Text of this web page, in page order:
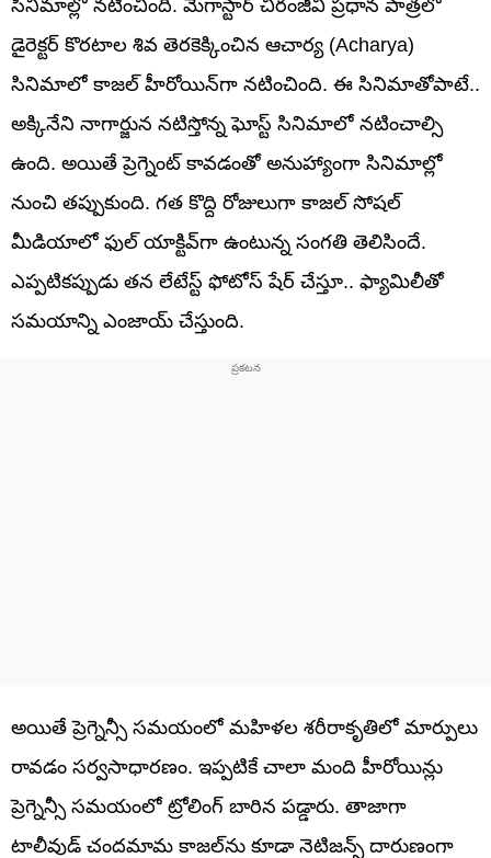
సినిమాల్లో నటించింది. మెగాస్టార్ చిరంజీవి ప్రధాన పాత్రలో
డైరెక్టర్ కొరటాల శివ తెరకెక్కించిన ఆచార్య (Acharya)
సినిమాలో కాజల్ హీరోయిన్‏గా నటించింది. ఈ సినిమాతోపాటే..
అక్కినేని నాగార్జున నటిస్తోన్న ఘోస్ట్ సినిమాలో నటించాల్సి
ఉంది. అయితే ప్రెగ్నెంట్ కావడంతో అనుహ్యాంగా సినిమాల్లో
నుంచి తప్పుకుంది. గత కొద్ది రోజులుగా కాజల్ సోషల్
మీడియాలో ఫుల్ యాక్టివ్‏గా ఉంటున్న సంగతి తెలిసిందే.
ఎప్పటికప్పుడు తన లేటేస్ట్ ఫోటోస్ షేర్ చేస్తూ.. ఫ్యామిలీతో
సమయాన్ని ఎంజాయ్ చేస్తుంది.
అయితే ప్రెగ్నెన్సీ సమయంలో మహిళల శరీరాకృతిలో మార్పులు
రావడం సర్వసాధారణం. ఇప్పటికే చాలా మంది హీరోయిన్లు
ప్రెగ్నెన్సీ సమయంలో ట్రోలింగ్ బారిన పడ్డారు. తాజాగా
టాలీవుడ్ చందమామ కాజల్‏ను కూడా నెటిజన్స్ దారుణంగా